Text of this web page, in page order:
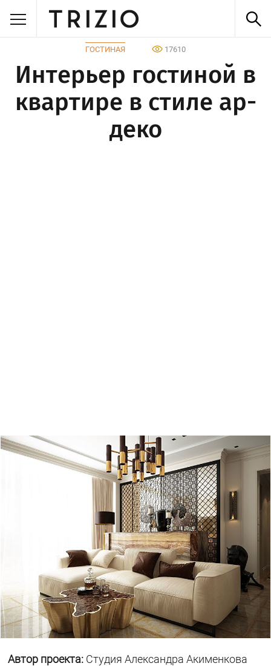
ГОСТИНАЯ 17610
Интерьер гостиной в
квартире в стиле ар-
деко
Автор проекта: Студия Александра Акименкова